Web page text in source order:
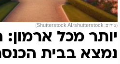
(צילום: Shutterstock AI/shutterstock)
יותר מכל
נמצא בבית